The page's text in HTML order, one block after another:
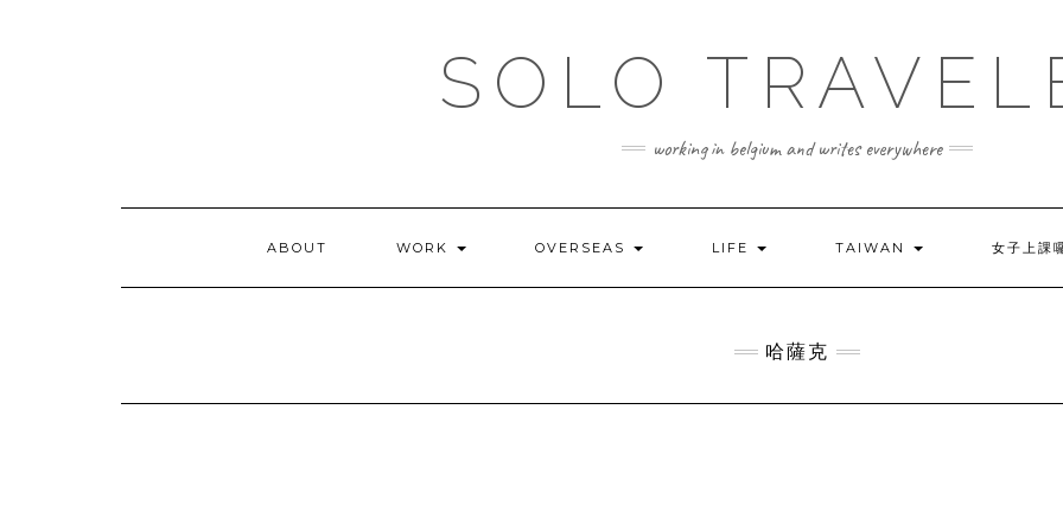
SOLO
working in belgium and writes everywhere
ABOUT WORK OVERSEAS LIFE TAIWAN 女子上課
哈薩克